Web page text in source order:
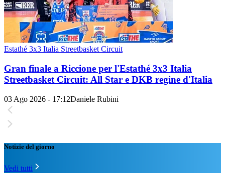
Estathé 3x3 Italia Streetbasket Circuit
Gran finale a Riccione per l'Estathé 3x3 Italia
Streetbasket Circuit: All Star e DKB regine d'Italia
03 Ago 2026 - 17:12Daniele Rubini
Notizie del giorno
Vedi tutti